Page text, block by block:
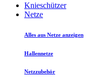
Knieschützer
Netze
Alles aus Netze anzeigen
Hallennetze
Netzzubehör